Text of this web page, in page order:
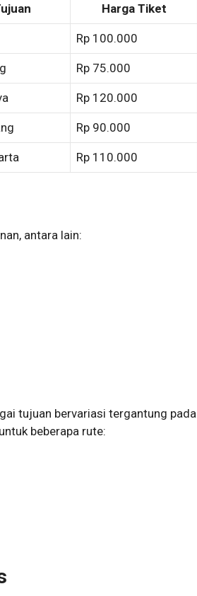
Harga Tiket
Rp 100.000
Rp 75.000
Rp 120.000
Rp 90.000
Rp 110.000
antara lain:
tujuan bervariasi tergantung pada
beberapa rute: